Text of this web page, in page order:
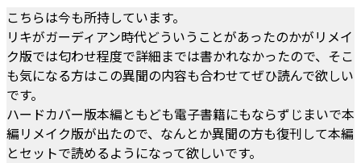
こちらは今も所持しています。
リキがガーディアン時代どういうことがあったのかがリメイ
ク版では匂わせ程度で詳細までは書かれなかったので、そこ
も気になる方はこの異聞の内容も合わせてぜひ読んで欲しい
です。
ハードカバー版本編ともども電子書籍にもならずじまいで本
編リメイク版が出たので、なんとか異聞の方も復刊して本編
とセットで読めるようになって欲しいです。